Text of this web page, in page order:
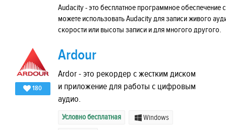
Audacity - это бесплатное программное
можете использовать Audacity для записи живого
скорости или высоты записи и для многого другого.
180
Ardour
Ardor - это рекордер с жестким диском
и приложение для работы с цифровым
аудио.
Условно бесплатная Windows